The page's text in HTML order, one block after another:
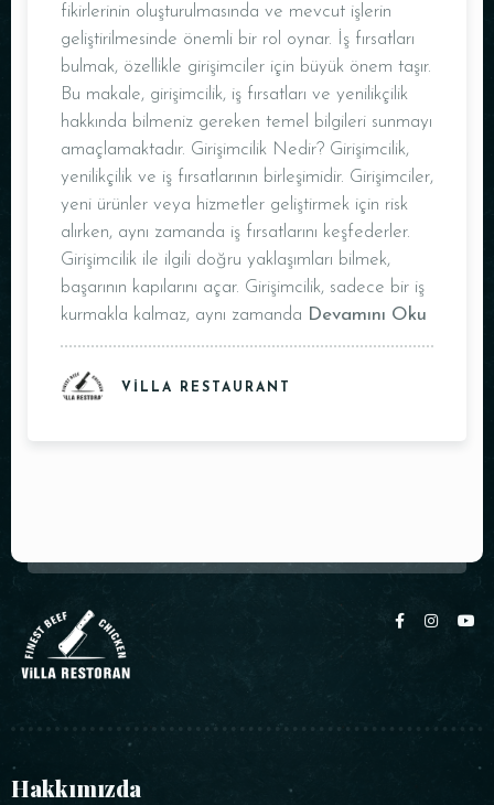
fikirlerinin oluşturulmasında ve mevcut işlerin
geliştirilmesinde önemli bir rol oynar. İş fırsatları
bulmak, özellikle girişimciler için büyük önem taşır.
Bu makale, girişimcilik, iş fırsatları ve yenilikçilik
hakkında bilmeniz gereken temel bilgileri sunmayı
amaçlamaktadır. Girişimcilik Nedir? Girişimcilik,
yenilikçilik ve iş fırsatlarının birleşimidir. Girişimciler,
yeni ürünler veya hizmetler geliştirmek için risk
alırken, aynı zamanda iş fırsatlarını keşfederler.
Girişimcilik ile ilgili doğru yaklaşımları bilmek,
başarının kapılarını açar. Girişimcilik, sadece bir iş
kurmakla kalmaz, aynı zamanda Devamını Oku
VILLA RESTAURANT
Hakkımızda
Masa Rezervasyonu
Kişi Sayısı